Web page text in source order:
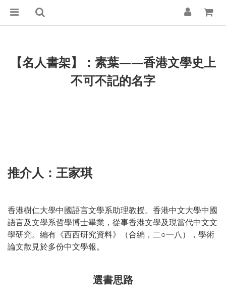
【名人書架】：素葉——香港文學史上
不可不記的名字
推介人：王家琪
香港樹仁大學中國語言文學系助理教授。香港中文大學中國
語言及文學系哲學博士畢業，從事香港文學及現當代中文文
學研究。編有《西西研究資料》（合編，二○一八），學術
論文散見於多份中文學報。
選書思路